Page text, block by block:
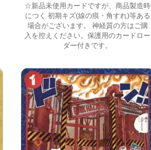
☆新品未使用カードですが、商品製造時
につく 初期キズ(線の痕・角すれ)等ある
場合がございます。 神経質の方はご購
入を控えください。保護用のカードロー
ダー付きです。